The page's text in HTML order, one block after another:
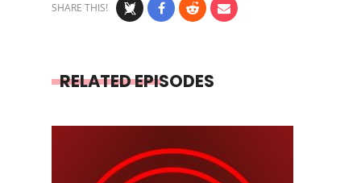
SHARE THIS!
RELATED EPISODES